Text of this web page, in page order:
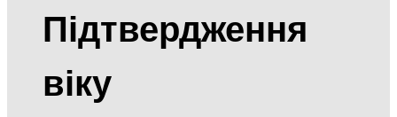
Підтвердження
віку